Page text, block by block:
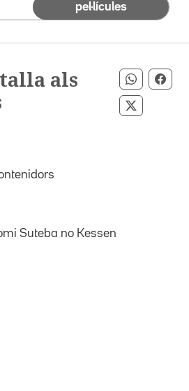
pel·lícules
als
Suteba no Kessen